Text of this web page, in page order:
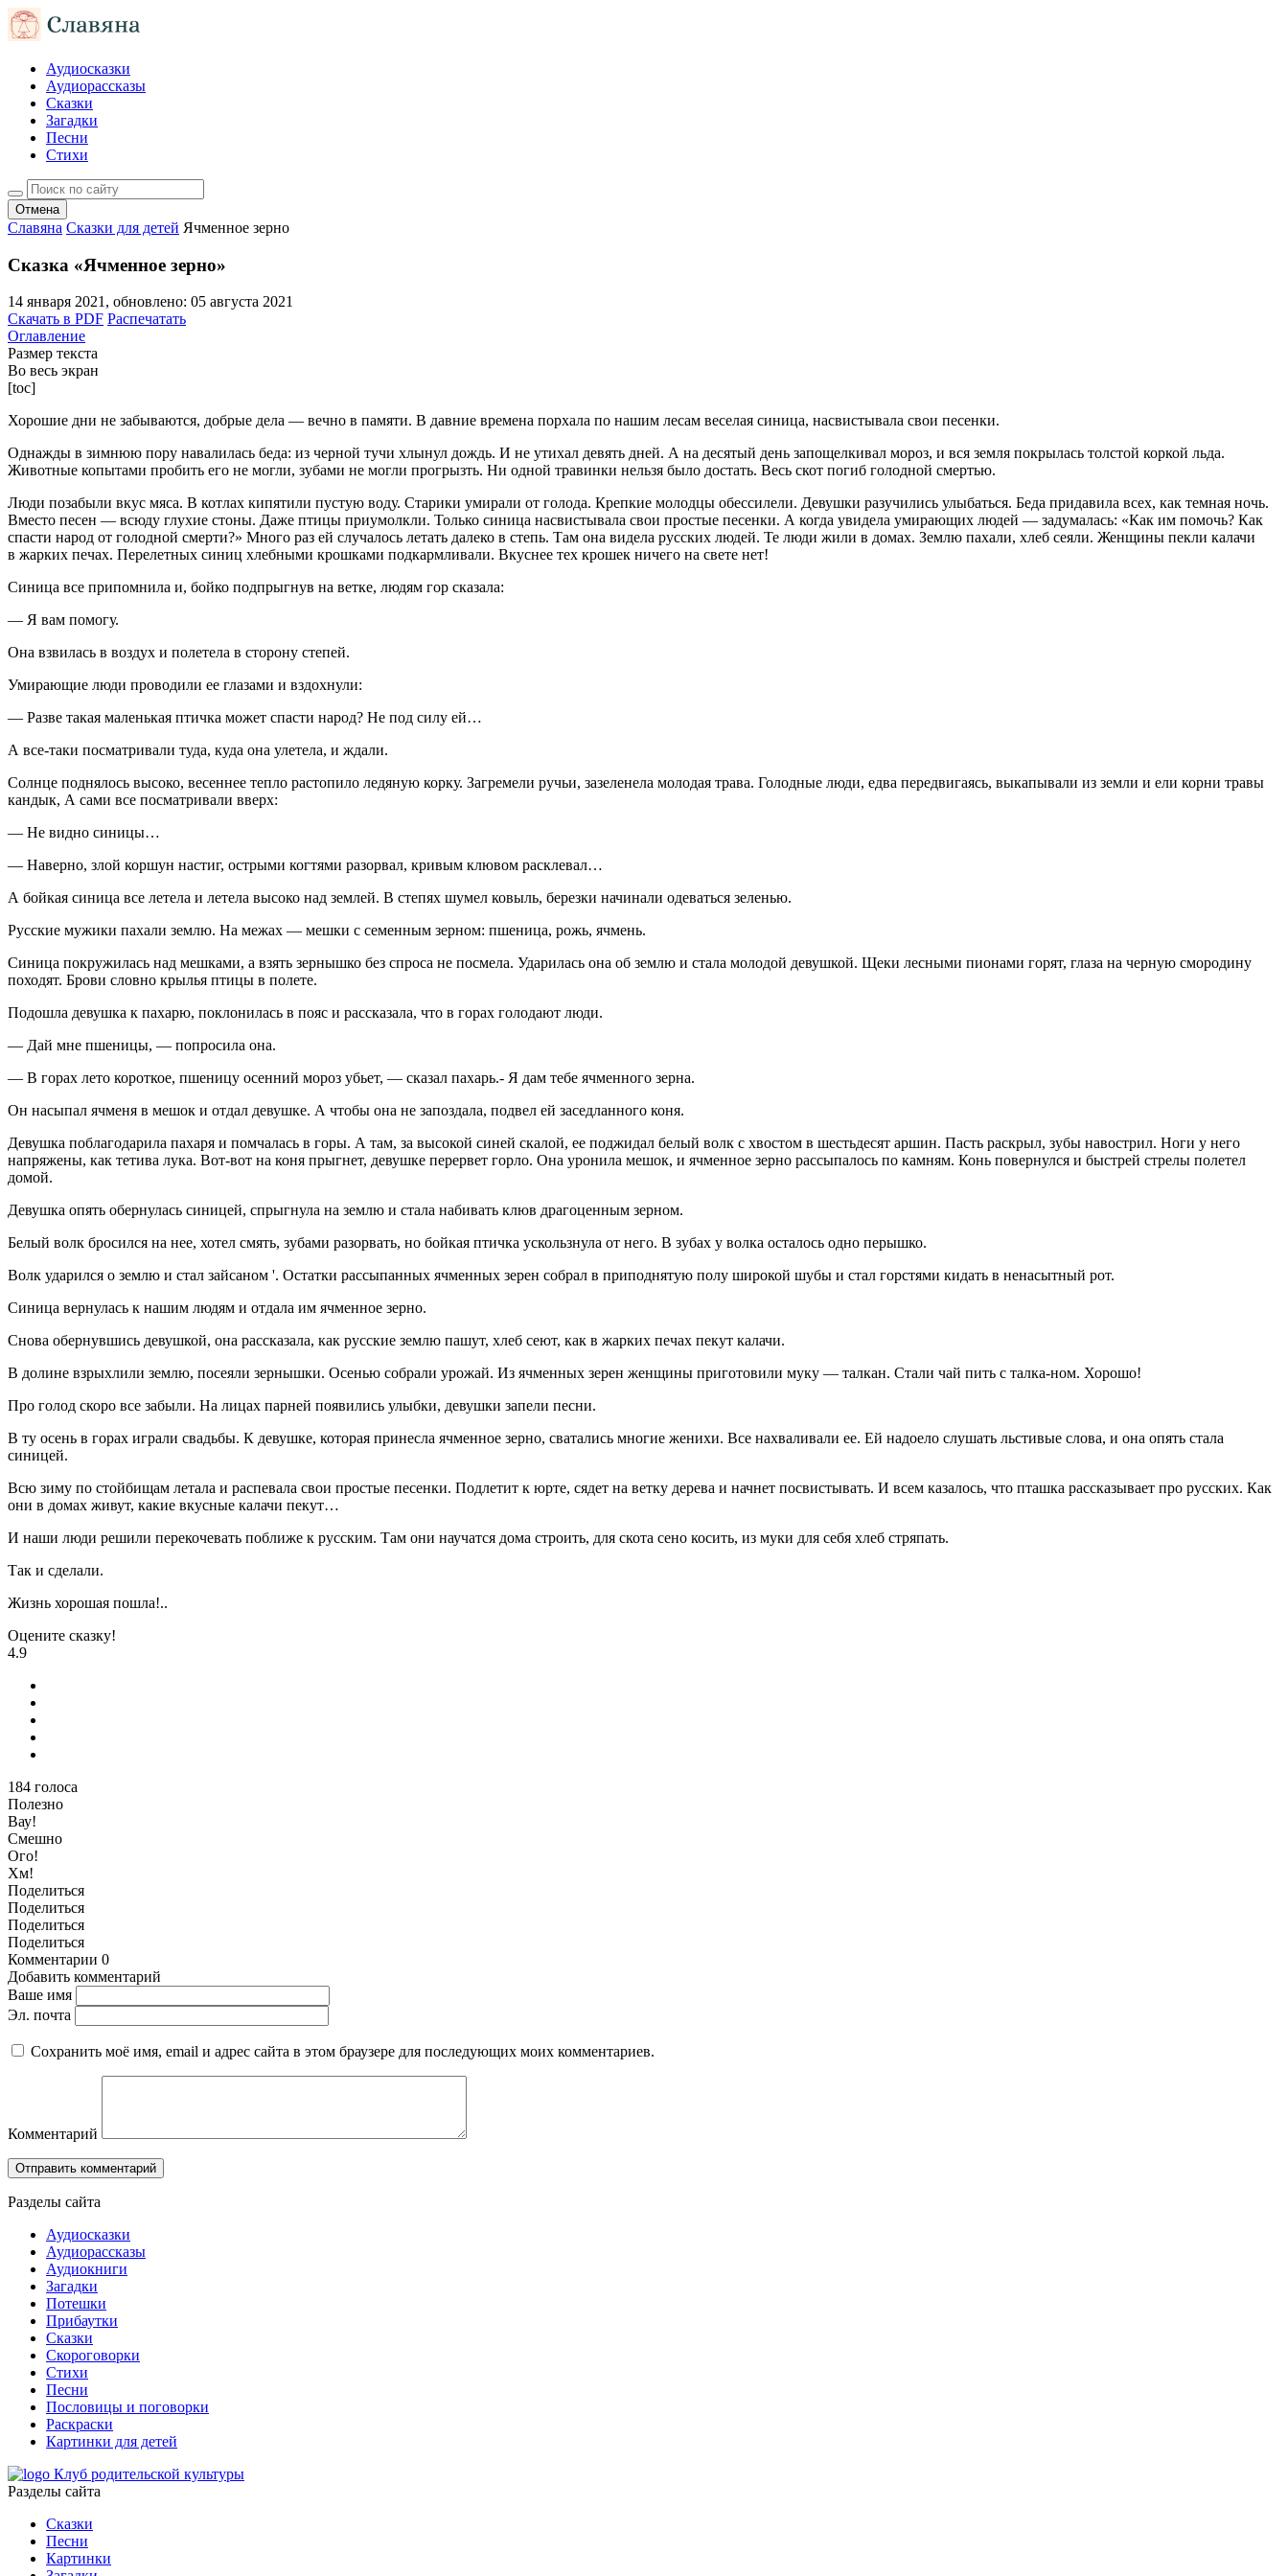
Аудиосказки
Аудиорассказы
Сказки
Загадки
Песни
Стихи
Отмена
Славяна Сказки для детей Ячменное зерно
Сказка «Ячменное зерно»
14 января 2021, обновлено: 05 августа 2021
Скачать в PDF Распечатать
Оглавление
Размер текста
Во весь экран
[toc]
Хорошие дни не забываются, добрые дела — вечно в памяти. В давние времена порхала по нашим лесам веселая синица, насвистывала свои песенки.
Однажды в зимнюю пору навалилась беда: из черной тучи хлынул дождь. И не утихал девять дней. А на десятый день запощелкивал мороз, и вся земля покрылась толстой коркой льда.
Животные копытами пробить его не могли, зубами не могли прогрызть. Ни одной травинки нельзя было достать. Весь скот погиб голодной смертью.
Люди позабыли вкус мяса. В котлах кипятили пустую воду. Старики умирали от голода. Крепкие молодцы обессилели. Девушки разучились улыбаться. Беда придавила всех, как темная ночь.
Вместо песен — всюду глухие стоны. Даже птицы приумолкли. Только синица насвистывала свои простые песенки. А когда увидела умирающих людей — задумалась: «Как им помочь? Как
спасти народ от голодной смерти?» Много раз ей случалось летать далеко в степь. Там она видела русских людей. Те люди жили в домах. Землю пахали, хлеб сеяли. Женщины пекли калачи
в жарких печах. Перелетных синиц хлебными крошками подкармливали. Вкуснее тех крошек ничего на свете нет!
Синица все припомнила и, бойко подпрыгнув на ветке, людям гор сказала:
— Я вам помогу.
Она взвилась в воздух и полетела в сторону степей.
Умирающие люди проводили ее глазами и вздохнули:
— Разве такая маленькая птичка может спасти народ? Не под силу ей…
А все-таки посматривали туда, куда она улетела, и ждали.
Солнце поднялось высоко, весеннее тепло растопило ледяную корку. Загремели ручьи, зазеленела молодая трава. Голодные люди, едва передвигаясь, выкапывали из земли и ели корни травы
кандык, А сами все посматривали вверх:
— Не видно синицы…
— Наверно, злой коршун настиг, острыми когтями разорвал, кривым клювом расклевал…
А бойкая синица все летела и летела высоко над землей. В степях шумел ковыль, березки начинали одеваться зеленью.
Русские мужики пахали землю. На межах — мешки с семенным зерном: пшеница, рожь, ячмень.
Синица покружилась над мешками, а взять зернышко без спроса не посмела. Ударилась она об землю и стала молодой девушкой. Щеки лесными пионами горят, глаза на черную смородину
походят. Брови словно крылья птицы в полете.
Подошла девушка к пахарю, поклонилась в пояс и рассказала, что в горах голодают люди.
— Дай мне пшеницы, — попросила она.
— В горах лето короткое, пшеницу осенний мороз убьет, — сказал пахарь.- Я дам тебе ячменного зерна.
Он насыпал ячменя в мешок и отдал девушке. А чтобы она не запоздала, подвел ей заседланного коня.
Девушка поблагодарила пахаря и помчалась в горы. А там, за высокой синей скалой, ее поджидал белый волк с хвостом в шестьдесят аршин. Пасть раскрыл, зубы навострил. Ноги у него
напряжены, как тетива лука. Вот-вот на коня прыгнет, девушке перервет горло. Она уронила мешок, и ячменное зерно рассыпалось по камням. Конь повернулся и быстрей стрелы полетел
домой.
Девушка опять обернулась синицей, спрыгнула на землю и стала набивать клюв драгоценным зерном.
Белый волк бросился на нее, хотел смять, зубами разорвать, но бойкая птичка ускользнула от него. В зубах у волка осталось одно перышко.
Волк ударился о землю и стал зайсаном '. Остатки рассыпанных ячменных зерен собрал в приподнятую полу широкой шубы и стал горстями кидать в ненасытный рот.
Синица вернулась к нашим людям и отдала им ячменное зерно.
Снова обернувшись девушкой, она рассказала, как русские землю пашут, хлеб сеют, как в жарких печах пекут калачи.
В долине взрыхлили землю, посеяли зернышки. Осенью собрали урожай. Из ячменных зерен женщины приготовили муку — талкан. Стали чай пить с талка-ном. Хорошо!
Про голод скоро все забыли. На лицах парней появились улыбки, девушки запели песни.
В ту осень в горах играли свадьбы. К девушке, которая принесла ячменное зерно, сватались многие женихи. Все нахваливали ее. Ей надоело слушать льстивые слова, и она опять стала
синицей.
Всю зиму по стойбищам летала и распевала свои простые песенки. Подлетит к юрте, сядет на ветку дерева и начнет посвистывать. И всем казалось, что пташка рассказывает про русских. Как
они в домах живут, какие вкусные калачи пекут…
И наши люди решили перекочевать поближе к русским. Там они научатся дома строить, для скота сено косить, из муки для себя хлеб стряпать.
Так и сделали.
Жизнь хорошая пошла!..
Оцените сказку!
4.9
184 голоса
Полезно
Вау!
Смешно
Ого!
Хм!
Поделиться
Поделиться
Поделиться
Поделиться
Комментарии 0
Добавить комментарий
Ваше имя
Эл. почта
Сохранить моё имя, email и адрес сайта в этом браузере для последующих моих комментариев.
Комментарий
Разделы сайта
Аудиосказки
Аудиорассказы
Аудиокниги
Загадки
Потешки
Прибаутки
Сказки
Скороговорки
Стихи
Песни
Пословицы и поговорки
Раскраски
Картинки для детей
Клуб родительской культуры
Разделы сайта
Сказки
Песни
Картинки